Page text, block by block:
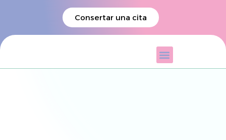
Consertar una cita